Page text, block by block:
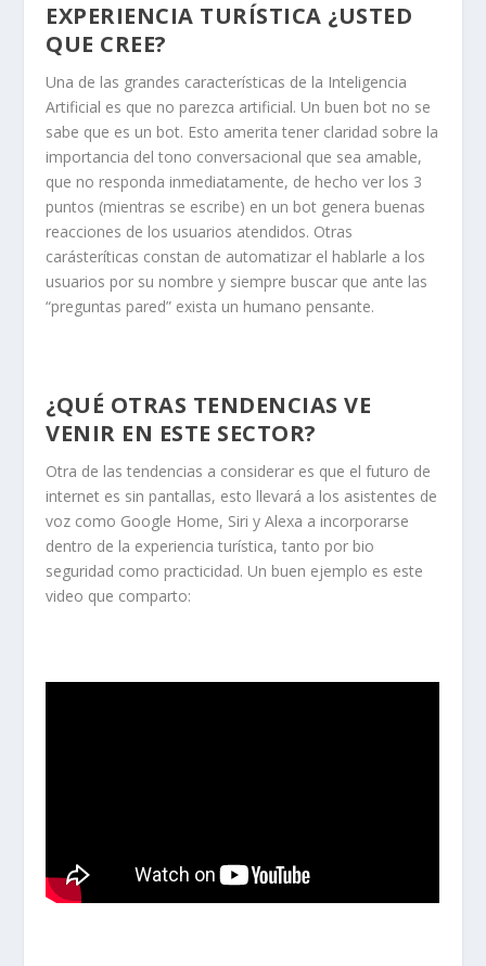
EXPERIENCIA TURÍSTICA ¿USTED
QUE CREE?
Una de las grandes características de la Inteligencia
Artificial es que no parezca artificial. Un buen bot no se
sabe que es un bot. Esto amerita tener claridad sobre la
importancia del tono conversacional que sea amable,
que no responda inmediatamente, de hecho ver los 3
puntos (mientras se escribe) en un bot genera buenas
reacciones de los usuarios atendidos. Otras
carásteríticas constan de automatizar el hablarle a los
usuarios por su nombre y siempre buscar que ante las
“preguntas pared” exista un humano pensante.
¿QUÉ OTRAS TENDENCIAS VE
VENIR EN ESTE SECTOR?
Otra de las tendencias a considerar es que el futuro de
internet es sin pantallas, esto llevará a los asistentes de
voz como Google Home, Siri y Alexa a incorporarse
dentro de la experiencia turística, tanto por bio
seguridad como practicidad. Un buen ejemplo es este
video que comparto: